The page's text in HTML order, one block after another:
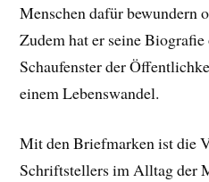
Menschen dafür bewundern
Zudem hat er seine
Schaufenster der
einem Lebenswandel.
Mit den Briefmarken ist die
Schriftstellers im Alltag der